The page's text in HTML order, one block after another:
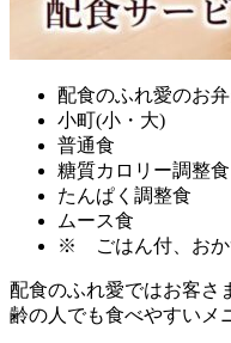
配食のふれ愛のお
小町(小・大)
普通食
糖質カロリー調整食
たんぱく調整食
ムース食
※ ごはん付、おか
配食のふれ愛ではお客さ
齢の人でも食べやすいメ